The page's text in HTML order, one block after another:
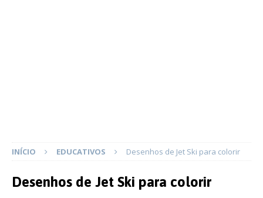
INÍCIO EDUCATIVOS Desenhos de Jet Ski para colorir
Desenhos de Jet Ski para colorir